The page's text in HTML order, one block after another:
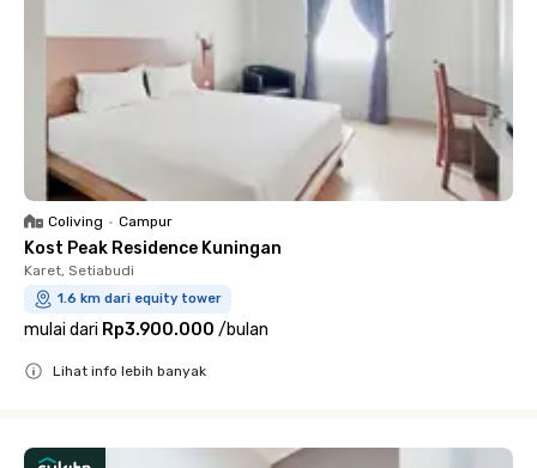
Coliving • Campur
Kost Peak Residence Kuningan
Karet, Setiabudi
1.6 km dari equity tower
mulai dari Rp3.900.000 /bulan
Lihat info lebih banyak